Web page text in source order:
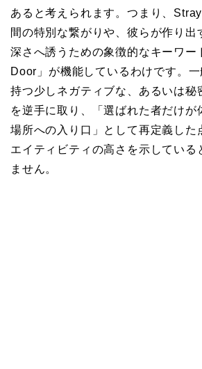
あると考えられます。つまり、
間の特別な繋がりや、彼らが作り出
深さへ誘うための象徴的なキーワー
Door」が機能しているわけです。
持つ少しネガティブな、あるいは秘
を逆手に取り、「選ばれた者だけが
場所への入り口」として再定義した
エイティビティの高さを示している
ません。